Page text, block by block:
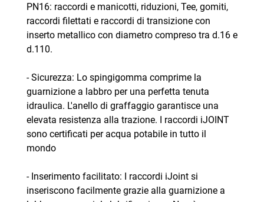
PN16: raccordi e manicotti, riduzioni, Tee, gomiti,
raccordi filettati e raccordi di transizione con
inserto metallico con diametro compreso tra d.16 e
d.110.
- Sicurezza: Lo spingigomma comprime la
guarnizione a labbro per una perfetta tenuta
idraulica. L'anello di graffaggio garantisce una
elevata resistenza alla trazione. I raccordi iJOINT
sono certificati per acqua potabile in tutto il
mondo
- Inserimento facilitato: I raccordi iJoint si
inseriscono facilmente grazie alla guarnizione a